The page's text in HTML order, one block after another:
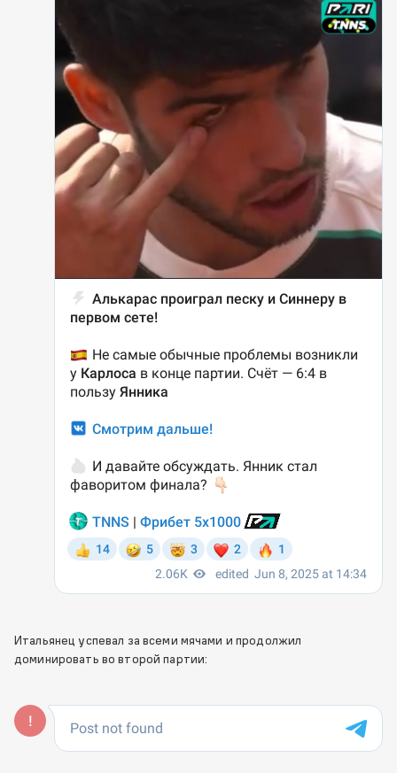
Итальянец успевал за всеми мячами и продолжил
доминировать во второй партии: